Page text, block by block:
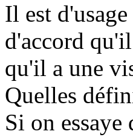
Il est
d'accord
qu'il a une
Quelles
Si on